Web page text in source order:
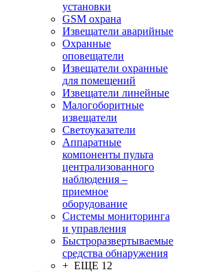
установки
GSM охрана
Извещатели аварийные
Охранные
оповещатели
Извещатели охранные
для помещений
Извещатели линейные
Малогоборитные
извещатели
Светоуказатели
Аппаратные
компоненты пульта
централизованного
наблюдения –
приемное
оборудование
Системы мониторинга
и управления
Быстроразвертываемые
средства обнаружения
+ ЕЩЕ 12